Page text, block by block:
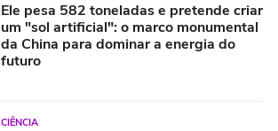
Ele pesa 582 toneladas e pretende criar
um "sol artificial": o marco monumental
da China para dominar a energia do
futuro
CIÊNCIA